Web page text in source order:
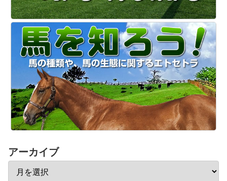
アーカイブ